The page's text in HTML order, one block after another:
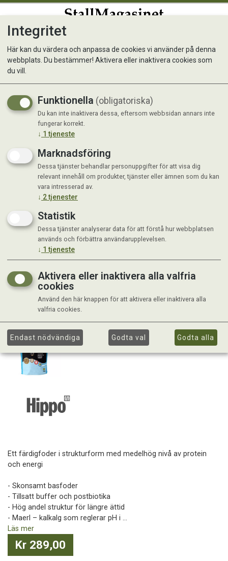
HippoBas Fibergi 15 kg
Ett färdigfoder i strukturform med medelhög nivå av protein
och energi
- Skonsamt basfoder
- Tillsatt buffer och postbiotika
- Hög andel struktur för längre ättid
- Maerl – kalkalg som reglerar pH i ...
Läs mer
Kr 289,00
Integritet
Här kan du värdera och anpassa de cookies vi använder på denna
webbplats. Du bestämmer! Aktivera eller inaktivera cookies som
du vill.
Funktionella (obligatoriska)
Du kan inte inaktivera dessa, eftersom webbsidan annars inte
fungerar korrekt.
↓ 1 tjeneste
Marknadsföring
Dessa tjänster behandlar personuppgifter för att visa dig
relevant innehåll om produkter, tjänster eller ämnen som du kan
vara intresserad av.
↓ 2tjenester
Statistik
Dessa tjänster analyserar data för att förstå hur webbplatsen
används och förbättra användarupplevelsen.
↓ 1 tjeneste
Aktivera eller inaktivera alla valfria
cookies
Använd den här knappen för att aktivera eller inaktivera alla
valfria cookies.
Endast nödvändiga Godta val Godta alla